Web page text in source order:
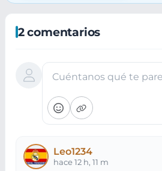
2 comentarios
Cuéntanos qué te
Leo1234
hace 12 h, 11 m